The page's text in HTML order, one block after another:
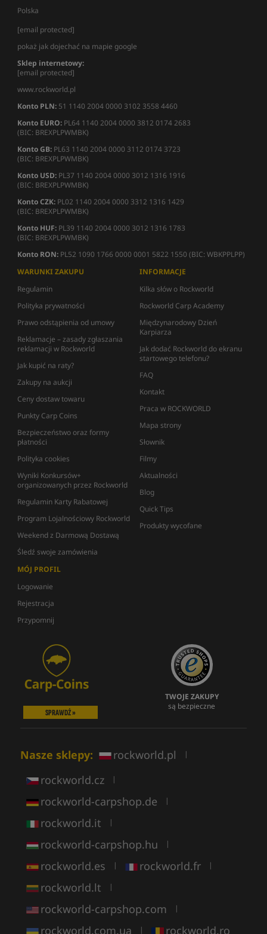
Polska
[email protected]
pokaż jak dojechać na mapie google
Sklep internetowy:
[email protected]
www.rockworld.pl
Konto PLN: 51 1140 2004 0000 3102 3558 4460
Konto EURO: PL64 1140 2004 0000 3812 0174 2683
(BIC: BREXPLPWMBK)
Konto GB: PL63 1140 2004 0000 3112 0174 3723
(BIC: BREXPLPWMBK)
Konto USD: PL37 1140 2004 0000 3012 1316 1916
(BIC: BREXPLPWMBK)
Konto CZK: PL02 1140 2004 0000 3312 1316 1429
(BIC: BREXPLPWMBK)
Konto HUF: PL39 1140 2004 0000 3012 1316 1783
(BIC: BREXPLPWMBK)
Konto RON: PL52 1090 1766 0000 0001 5822 1550 (BIC: WBKPPLPP)
WARUNKI ZAKUPU
Regulamin
Polityka prywatności
Prawo odstąpienia od umowy
Reklamacje – zasady zgłaszania
reklamacji w Rockworld
Jak kupić na raty?
Zakupy na aukcji
Ceny dostaw towaru
Punkty Carp Coins
Bezpieczeństwo oraz formy
płatności
Polityka cookies
Wyniki Konkursów+
organizowanych przez Rockworld
Regulamin Karty Rabatowej
Program Lojalnościowy Rockworld
Weekend z Darmową Dostawą
Śledź swoje zamówienia
INFORMACJE
Kilka słów o Rockworld
Rockworld Carp Academy
Międzynarodowy Dzień
Karpiarza
Jak dodać Rockworld do ekranu
startowego telefonu?
FAQ
Kontakt
Praca w ROCKWORLD
Mapa strony
Słownik
Filmy
Aktualności
Blog
Quick Tips
Produkty wycofane
MÓJ PROFIL
Logowanie
Rejestracja
Przypomnij
SPRAWDŹ »
TWOJE ZAKUPY
są bezpieczne
Nasze sklepy: rockworld.pl |
rockworld.cz |
rockworld-carpshop.de |
rockworld.it |
rockworld-carpshop.hu |
rockworld.es | rockworld.fr |
rockworld.lt |
rockworld-carpshop.com |
rockworld.com.ua | rockworld.ro